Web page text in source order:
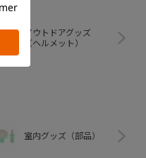
アウトドアグッズ
（ヘルメット）
室内グッズ（部品）